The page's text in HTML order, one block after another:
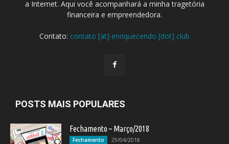
a Internet. Aqui você acompanhará a minha tragetória
financeira e empreendedora.
Contato: contato [at] enriquecendo [dot] club
POSTS MAIS POPULARES
Fechamento – Março/2018
Fechamento 29/04/2018